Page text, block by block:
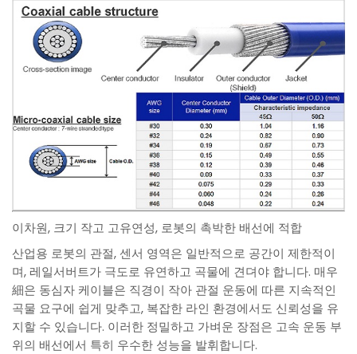
이차원, 크기 작고 고유연성, 로봇의 촉박한 배선에 적합
산업용 로봇의 관절, 센서 영역은 일반적으로 공간이 제한적이
며, 레일서버트가 극도로 유연하고 곡물에 견뎌야 합니다. 매우
細은 동심자 케이블은 직경이 작아 관절 운동에 따른 지속적인
곡물 요구에 쉽게 맞추고, 복잡한 라인 환경에서도 신뢰성을 유
지할 수 있습니다. 이러한 정밀하고 가벼운 장점은 고속 운동 부
위의 배선에서 특히 우수한 성능을 발휘합니다.